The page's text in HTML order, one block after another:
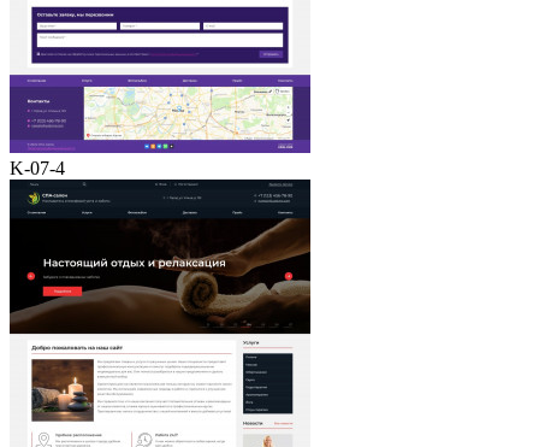
K-07-4